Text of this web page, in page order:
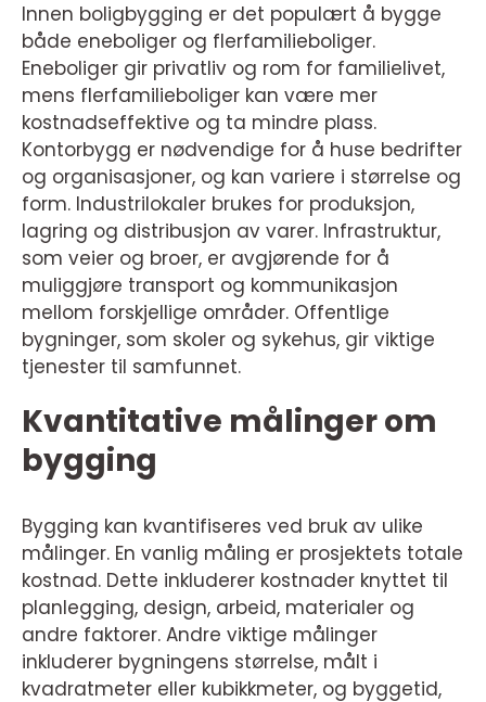
Innen boligbygging er det populært å bygge
både eneboliger og flerfamilieboliger.
Eneboliger gir privatliv og rom for familielivet,
mens flerfamilieboliger kan være mer
kostnadseffektive og ta mindre plass.
Kontorbygg er nødvendige for å huse bedrifter
og organisasjoner, og kan variere i størrelse og
form. Industrilokaler brukes for produksjon,
lagring og distribusjon av varer. Infrastruktur,
som veier og broer, er avgjørende for å
muliggjøre transport og kommunikasjon
mellom forskjellige områder. Offentlige
bygninger, som skoler og sykehus, gir viktige
tjenester til samfunnet.
Kvantitative målinger om
bygging
Bygging kan kvantifiseres ved bruk av ulike
målinger. En vanlig måling er prosjektets totale
kostnad. Dette inkluderer kostnader knyttet til
planlegging, design, arbeid, materialer og
andre faktorer. Andre viktige målinger
inkluderer bygningens størrelse, målt i
kvadratmeter eller kubikkmeter, og byggetid,